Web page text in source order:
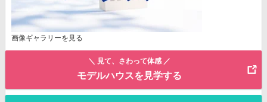
画像ギャラリーを見る
＼ 見て、さわって体感 ／
モデルハウスを見学する